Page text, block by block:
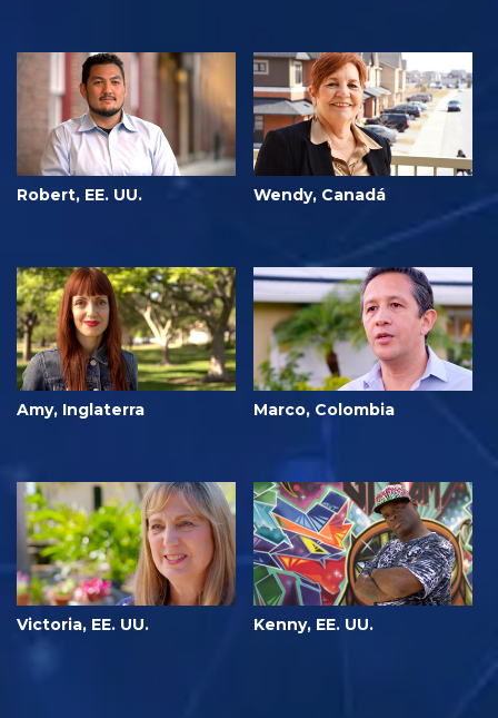
Robert, EE. UU. Wendy, Canadá
Amy, Inglaterra Marco, Colombia
Victoria, EE. UU. Kenny, EE. UU.